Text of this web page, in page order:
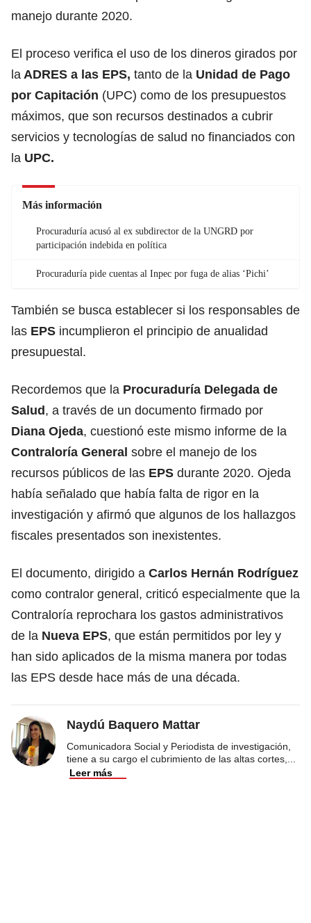
manejo durante 2020.
El proceso verifica el uso de los dineros girados por
la ADRES a las EPS, tanto de la Unidad de Pago
por Capitación (UPC) como de los presupuestos
máximos, que son recursos destinados a cubrir
servicios y tecnologías de salud no financiados con
la UPC.
Más información
Procuraduría acusó al ex subdirector de la UNGRD por
participación indebida en política
Procuraduría pide cuentas al Inpec por fuga de alias ‘Pichi’
También se busca establecer si los responsables de
las EPS incumplieron el principio de anualidad
presupuestal.
Recordemos que la Procuraduría Delegada de
Salud, a través de un documento firmado por
Diana Ojeda, cuestionó este mismo informe de la
Contraloría General sobre el manejo de los
recursos públicos de las EPS durante 2020. Ojeda
había señalado que había falta de rigor en la
investigación y afirmó que algunos de los hallazgos
fiscales presentados son inexistentes.
El documento, dirigido a Carlos Hernán Rodríguez
como contralor general, criticó especialmente que la
Contraloría reprochara los gastos administrativos
de la Nueva EPS, que están permitidos por ley y
han sido aplicados de la misma manera por todas
las EPS desde hace más de una década.
Naydú Baquero Mattar
Comunicadora Social y Periodista de investigación,
tiene a su cargo el cubrimiento de las altas cortes,
Leer más